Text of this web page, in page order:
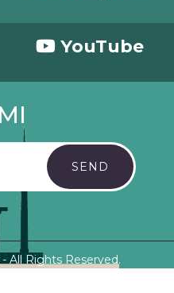
YouTube
SEND
All Rights Reserved.